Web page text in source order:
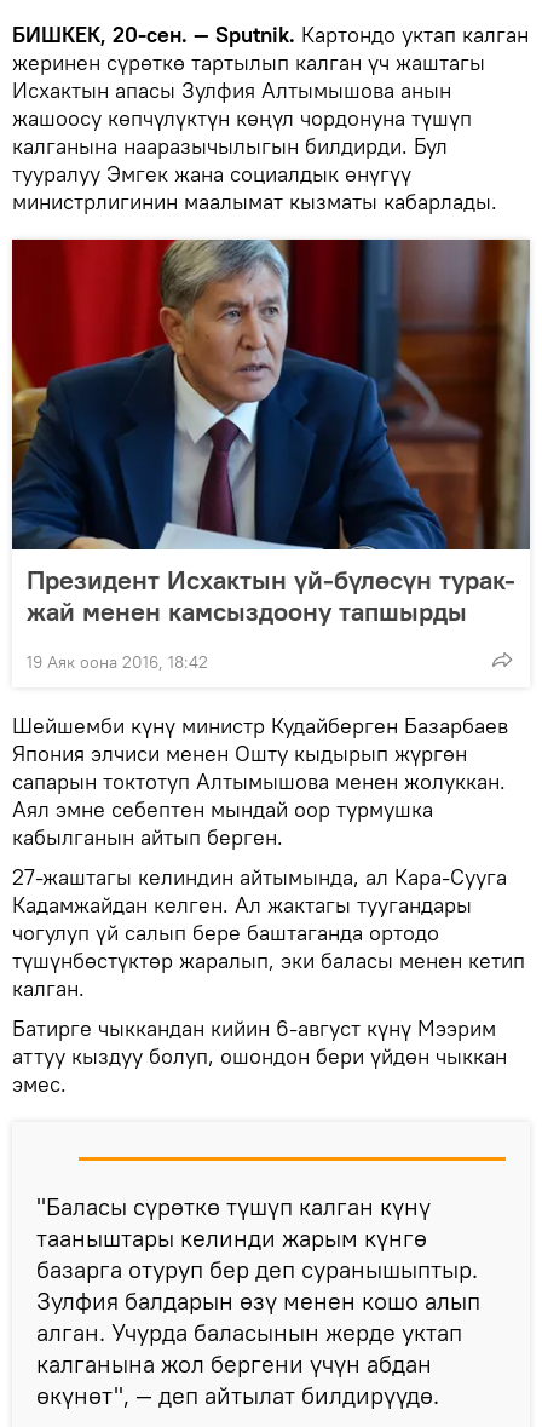
БИШКЕК, 20-сен. — Sputnik. Картондо уктап калган
жеринен сүрөткө тартылып калган үч жаштагы
Исхактын апасы Зулфия Алтымышова анын
жашоосу көпчүлүктүн көңүл чордонуна түшүп
калганына нааразычылыгын билдирди. Бул
тууралуу Эмгек жана социалдык өнүгүү
министрлигинин маалымат кызматы кабарлады.
Президент Исхактын үй-бүлөсүн турак-
жай менен камсыздоону тапшырды
19 Аяк оона 2016, 18:42
Шейшемби күнү министр Кудайберген Базарбаев
Япония элчиси менен Ошту кыдырып жүргөн
сапарын токтотуп Алтымышова менен жолуккан.
Аял эмне себептен мындай оор турмушка
кабылганын айтып берген.
27-жаштагы келиндин айтымында, ал Кара-Сууга
Кадамжайдан келген. Ал жактагы туугандары
чогулуп үй салып бере баштаганда ортодо
түшүнбөстүктөр жаралып, эки баласы менен кетип
калган.
Батирге чыккандан кийин 6-август күнү Мээрим
аттуу кыздуу болуп, ошондон бери үйдөн чыккан
эмес.
"Баласы сүрөткө түшүп калган күнү
тааныштары келинди жарым күнгө
базарга отуруп бер деп суранышыптыр.
Зулфия балдарын өзү менен кошо алып
алган. Учурда баласынын жерде уктап
калганына жол бергени үчүн абдан
өкүнөт", — деп айтылат билдирүүдө.